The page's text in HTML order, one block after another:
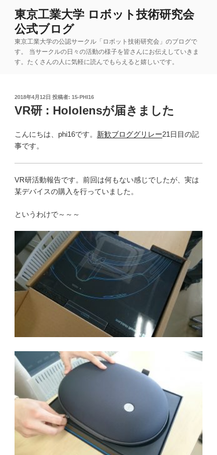
東京工業大学 ロボット技術研究会
公式ブログ
東京工業大学の公認サークル「ロボット技術研究会」のブログで
す。 当サークルの日々の活動の様子を皆さんにお伝えしていきま
す。たくさんの人に気軽に読んでもらえると嬉しいです。
投
稿
日:
2018年4月12日 投稿者: 15-PHI16
VR研 : Hololensが届きました
こんにちは、phi16です。 新歓ブロググリレー21日目の記
事です。
VR研活動報告です。前回は何もない感じでしたが、実は
某デバイスの購入を行っていました。
というわけで～～～